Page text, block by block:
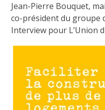
Jean-Pierre Bouquet,
co-président du groupe
Interview pour L’Union